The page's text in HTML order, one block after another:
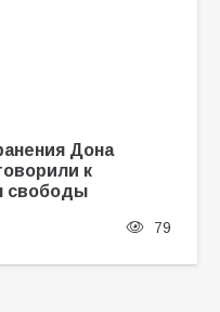
Дона
к
свободы
79